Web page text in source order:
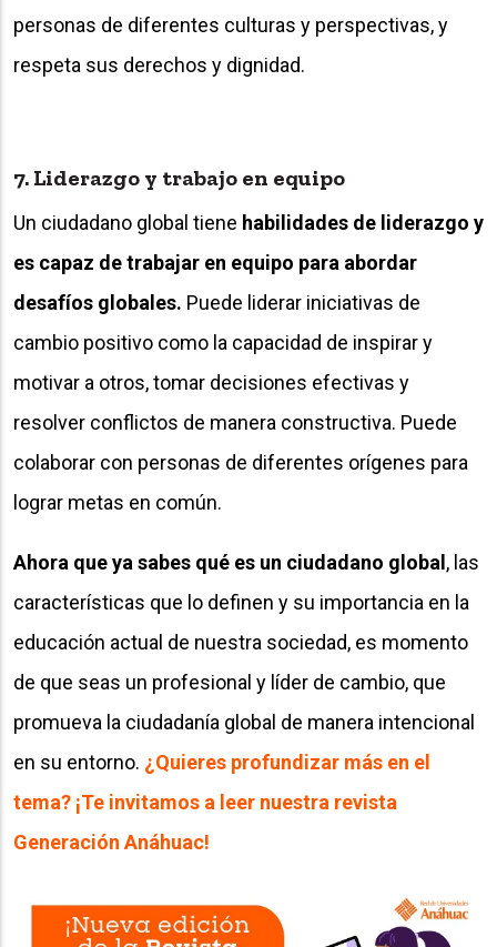
personas de diferentes culturas y perspectivas, y
respeta sus derechos y dignidad.
7. Liderazgo y trabajo en equipo
Un ciudadano global tiene habilidades de liderazgo y
es capaz de trabajar en equipo para abordar
desafíos globales. Puede liderar iniciativas de
cambio positivo como la capacidad de inspirar y
motivar a otros, tomar decisiones efectivas y
resolver conflictos de manera constructiva. Puede
colaborar con personas de diferentes orígenes para
lograr metas en común.
Ahora que ya sabes qué es un ciudadano global , las
características que lo definen y su importancia en la
educación actual de nuestra sociedad, es momento
de que seas un profesional y líder de cambio, que
promueva la ciudadanía global de manera intencional
en su entorno. ¿Quieres profundizar más en el
tema? ¡Te invitamos a leer nuestra revista
Generación Anáhuac!